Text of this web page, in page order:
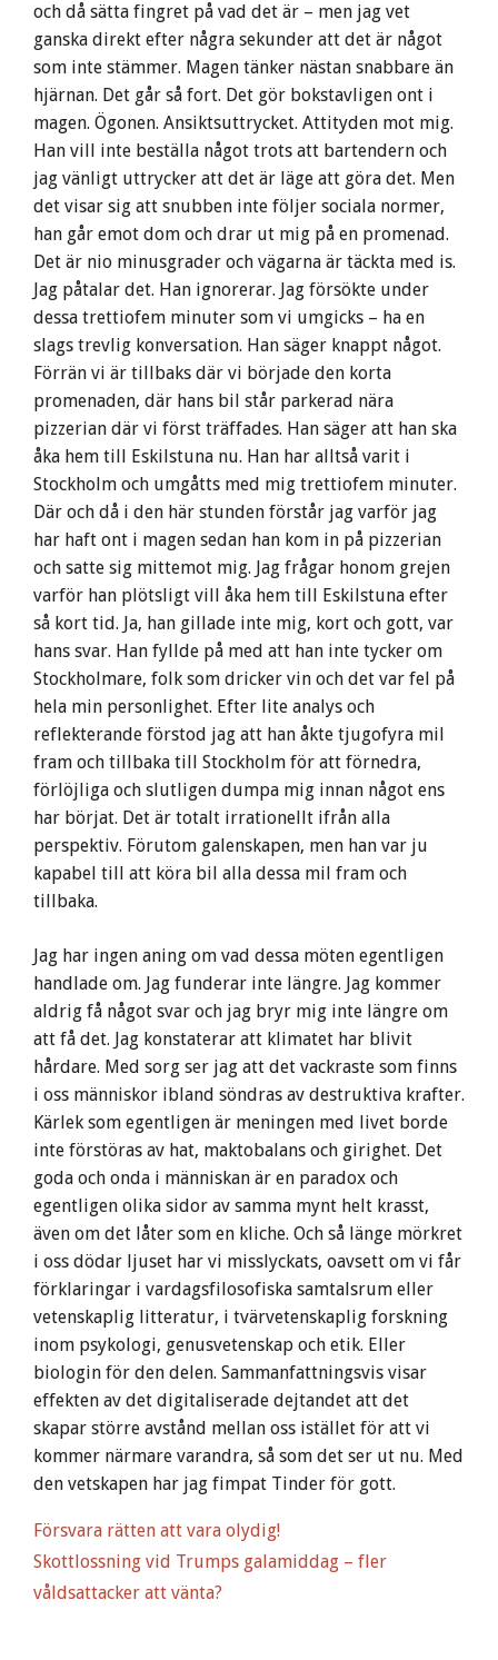
och då sätta fingret på vad det är – men jag vet
ganska direkt efter några sekunder att det är något
som inte stämmer. Magen tänker nästan snabbare än
hjärnan. Det går så fort. Det gör bokstavligen ont i
magen. Ögonen. Ansiktsuttrycket. Attityden mot mig.
Han vill inte beställa något trots att bartendern och
jag vänligt uttrycker att det är läge att göra det. Men
det visar sig att snubben inte följer sociala normer,
han går emot dom och drar ut mig på en promenad.
Det är nio minusgrader och vägarna är täckta med is.
Jag påtalar det. Han ignorerar. Jag försökte under
dessa trettiofem minuter som vi umgicks – ha en
slags trevlig konversation. Han säger knappt något.
Förrän vi är tillbaks där vi började den korta
promenaden, där hans bil står parkerad nära
pizzerian där vi först träffades. Han säger att han ska
åka hem till Eskilstuna nu. Han har alltså varit i
Stockholm och umgåtts med mig trettiofem minuter.
Där och då i den här stunden förstår jag varför jag
har haft ont i magen sedan han kom in på pizzerian
och satte sig mittemot mig. Jag frågar honom grejen
varför han plötsligt vill åka hem till Eskilstuna efter
så kort tid. Ja, han gillade inte mig, kort och gott, var
hans svar. Han fyllde på med att han inte tycker om
Stockholmare, folk som dricker vin och det var fel på
hela min personlighet. Efter lite analys och
reflekterande förstod jag att han åkte tjugofyra mil
fram och tillbaka till Stockholm för att förnedra,
förlöjliga och slutligen dumpa mig innan något ens
har börjat. Det är totalt irrationellt ifrån alla
perspektiv. Förutom galenskapen, men han var ju
kapabel till att köra bil alla dessa mil fram och
tillbaka.
Jag har ingen aning om vad dessa möten egentligen
handlade om. Jag funderar inte längre. Jag kommer
aldrig få något svar och jag bryr mig inte längre om
att få det. Jag konstaterar att klimatet har blivit
hårdare. Med sorg ser jag att det vackraste som finns
i oss människor ibland söndras av destruktiva krafter.
Kärlek som egentligen är meningen med livet borde
inte förstöras av hat, maktobalans och girighet. Det
goda och onda i människan är en paradox och
egentligen olika sidor av samma mynt helt krasst,
även om det låter som en kliche. Och så länge mörkret
i oss dödar ljuset har vi misslyckats, oavsett om vi får
förklaringar i vardagsfilosofiska samtalsrum eller
vetenskaplig litteratur, i tvärvetenskaplig forskning
inom psykologi, genusvetenskap och etik. Eller
biologin för den delen. Sammanfattningsvis visar
effekten av det digitaliserade dejtandet att det
skapar större avstånd mellan oss istället för att vi
kommer närmare varandra, så som det ser ut nu. Med
den vetskapen har jag fimpat Tinder för gott.
Försvara rätten att vara olydig!
Skottlossning vid Trumps galamiddag – fler
våldsattacker att vänta?